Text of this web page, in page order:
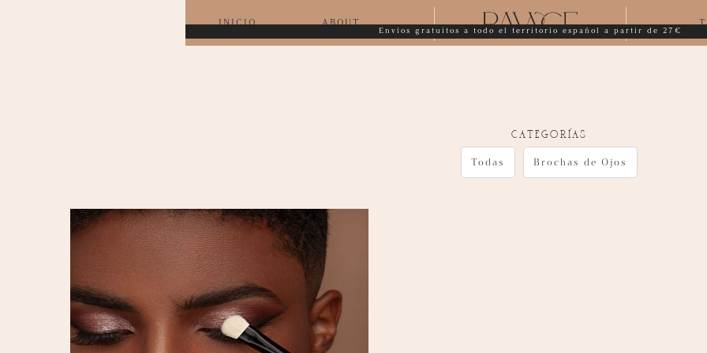
INICIO ABOUT
Envíos gratuitos a todo el territorio español a partir de 27€
categorías
Todas Brochas de Ojos